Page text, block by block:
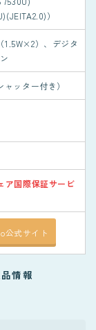
）
）、デジタ
ッター付き）
ア国際保証サービ
公式サイト
情報